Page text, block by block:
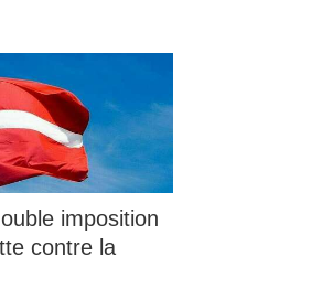
imposition
contre la